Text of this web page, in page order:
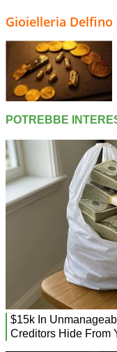
Gioielleria Delfino